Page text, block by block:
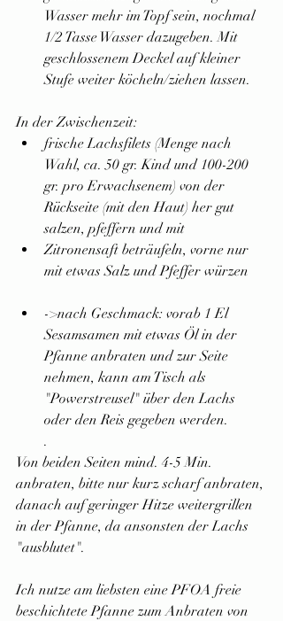
Wasser mehr im Topf sein, nochmal
1/2 Tasse Wasser dazugeben. Mit
geschlossenem Deckel auf kleiner
Stufe weiter köcheln/ziehen lassen.
In der Zwischenzeit:
frische Lachsfilets (Menge nach
Wahl, ca. 50 gr. Kind und 100-200
gr. pro Erwachsenem) von der
Rückseite (mit den Haut) her gut
salzen, pfeffern und mit
Zitronensaft beträufeln, vorne nur
mit etwas Salz und Pfeffer würzen
->nach Geschmack: vorab 1 El
Sesamsamen mit etwas Öl in der
Pfanne anbraten und zur Seite
nehmen, kann am Tisch als
"Powerstreusel" über den Lachs
oder den Reis gegeben werden.
.
Von beiden Seiten mind. 4-5 Min.
anbraten, bitte nur kurz scharf anbraten,
danach auf geringer Hitze weitergrillen
in der Pfanne, da ansonsten der Lachs
"ausblutet".
Ich nutze am liebsten eine PFOA freie
beschichtete Pfanne zum Anbraten von